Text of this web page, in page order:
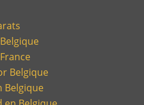
Belgique
Belgique